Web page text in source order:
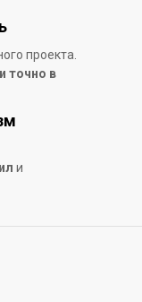
проекта.
точно в
и